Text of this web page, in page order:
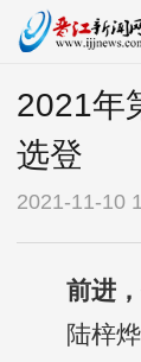
2021年
选登
2021-11-10
前进
陆梓烨